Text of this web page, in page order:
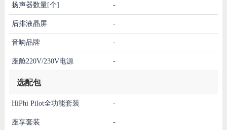
扬声器数量[个] -
后排液晶屏 -
音响品牌 -
座舱220V/230V电源 -
选配包
HiPhi Pilot全功能套装 -
座享套装 -